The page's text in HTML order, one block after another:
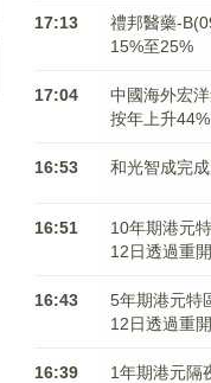
17:13
禮邦醫藥-
15%至25%
17:04
中國海外宏
按年上升44%
16:53 和光智成完
16:51
10年期港元
12日透過重
16:43
5年期港元特
12日透過重
16:39
1年期港元隔